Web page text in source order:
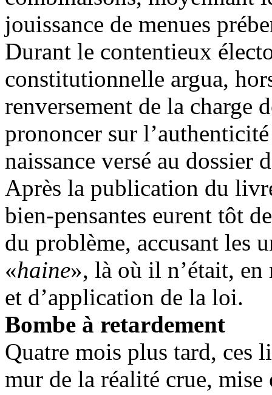
jouissance de menues
Durant le contentieux
constitutionnelle argua,
renversement de la charge
prononcer sur
naissance versé au dossier
Après la publication du
bien-pensantes eurent tôt
du problème, accusant les
«haine», là où il n’était,
et d’application de la loi.
Bombe à retardement
Quatre mois plus tard, ces
mur de la réalité crue,